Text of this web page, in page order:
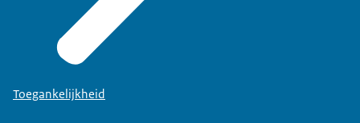
Toegankelijkheid